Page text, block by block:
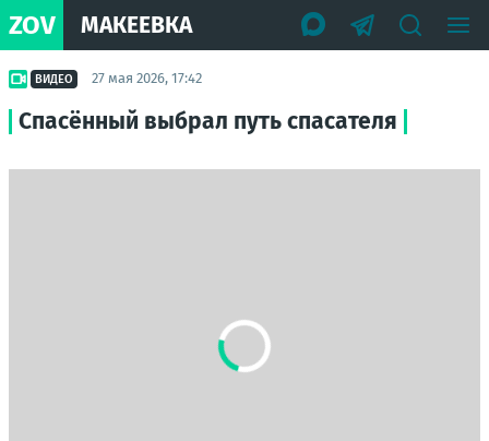
ZOV МАКЕЕВКА
ВИДЕО 27 мая 2026, 17:42
Спасённый выбрал путь спасателя